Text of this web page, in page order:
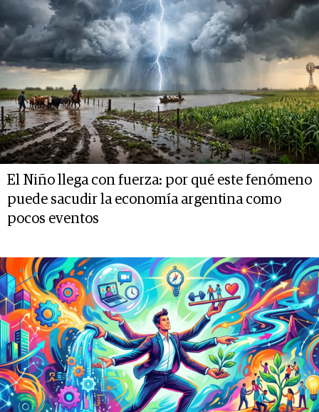
El Niño llega con fuerza: por qué este fenómeno
puede sacudir la economía argentina como
pocos eventos